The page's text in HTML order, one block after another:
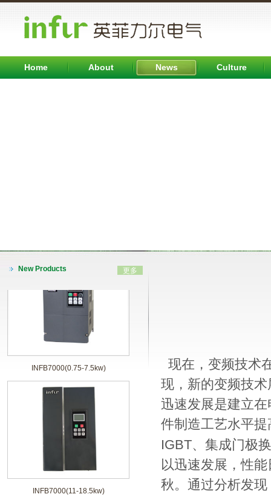
Home About News Culture
更多
New Products
INFB7000(0.75-7.5kw)
INFB7000(11-18.5kw)
现在，变频技术
现，新的变频技
迅速发展是建立
件制造工艺水平
IGBT、集成门极
以迅速发展，性
秋。通过分析发